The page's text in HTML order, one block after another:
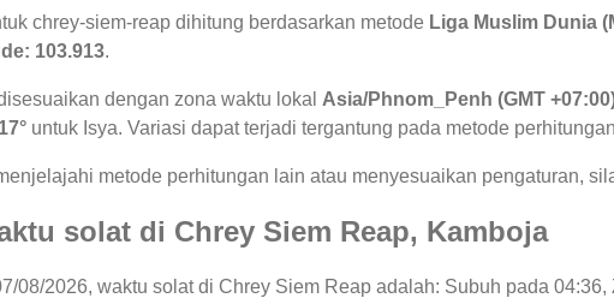
chrey-siem-reap dihitung berdasarkan metode Liga Muslim Dunia
103.913.
dengan zona waktu lokal Asia/Phnom_Penh (GMT
17° untuk Isya. Variasi dapat terjadi tergantung pada metode
metode perhitungan lain atau menyesuaikan pengaturan,
solat di Chrey Siem Reap, Kamboja
08/2026, waktu solat di Chrey Siem Reap adalah: Subuh pada